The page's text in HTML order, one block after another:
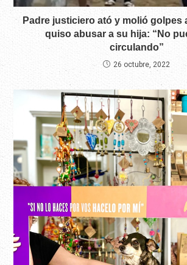
Padre justiciero ató y molió golpes
quiso abusar a su hija: “No
circulando”
26 octubre, 2022